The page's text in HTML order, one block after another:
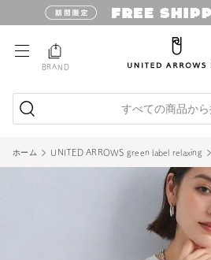
BRAND
すべての商品から
ホーム UNITED ARROWS green label relaxing